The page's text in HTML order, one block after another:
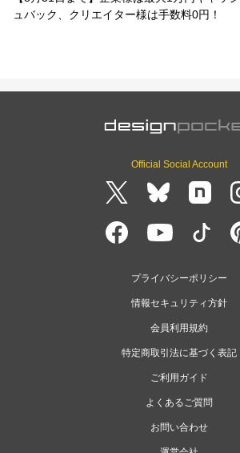
ュバック、クリエイター様は手数料0円！
Official Social Account
プライバシーポリシー
情報セキュリティ方針
会員利用規約
特定商取引法に基づく表記
ご利用ガイド
よくあるご質問
お問い合わせ